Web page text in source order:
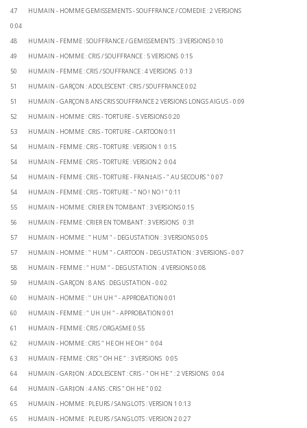
47 HUMAIN - HOMME GEMISSEMENTS - SOUFFRANCE / COMEDIE : 2 VERSIONS
0:04
48 HUMAIN - FEMME : SOUFFRANCE / GEMISSEMENTS : 3 VERSIONS 0:10
49 HUMAIN - HOMME : CRIS / SOUFFRANCE : 5 VERSIONS 0:15
50 HUMAIN - FEMME : CRIS / SOUFFRANCE : 4 VERSIONS 0:13
51 HUMAIN - GARÇON : ADOLESCENT : CRIS / SOUFFRANCE 0:02
51 HUMAIN - GARÇON 8 ANS CRIS SOUFFRANCE 2 VERSIONS LONGS AIGUS - 0:09
52 HUMAIN - HOMME : CRIS - TORTURE - 5 VERSIONS 0:20
53 HUMAIN - HOMME : CRIS - TORTURE - CARTOON 0:11
54 HUMAIN - FEMME : CRIS - TORTURE : VERSION 1 0:15
54 HUMAIN - FEMME : CRIS - TORTURE : VERSION 2 0:04
54 HUMAIN - FEMME : CRIS - TORTURE - FRAN‡AIS - " AU SECOURS " 0:07
54 HUMAIN - FEMME : CRIS - TORTURE - " NO ! NO ! " 0:11
55 HUMAIN - HOMME : CRIER EN TOMBANT : 3 VERSIONS 0:15
56 HUMAIN - FEMME : CRIER EN TOMBANT : 3 VERSIONS 0:31
57 HUMAIN - HOMME : " HUM " - DEGUSTATION : 3 VERSIONS 0:05
57 HUMAIN - HOMME : " HUM " - CARTOON - DEGUSTATION : 3 VERSIONS - 0:07
58 HUMAIN - FEMME : " HUM " - DEGUSTATION : 4 VERSIONS 0:08
59 HUMAIN - GARÇON : 8 ANS : DEGUSTATION - 0:02
60 HUMAIN - HOMME : " UH UH " - APPROBATION 0:01
60 HUMAIN - FEMME : " UH UH " - APPROBATION 0:01
61 HUMAIN - FEMME : CRIS / ORGASME 0:55
62 HUMAIN - HOMME : CRIS " HE OH HE OH " 0:04
63 HUMAIN - FEMME : CRIS " OH HE " : 3 VERSIONS 0:05
64 HUMAIN - GAR‡ON : ADOLESCENT : CRIS - " OH HE " : 2 VERSIONS 0:04
64 HUMAIN - GAR‡ON : 4 ANS : CRIS " OH HE " 0:02
65 HUMAIN - HOMME : PLEURS / SANGLOTS : VERSION 1 0:13
65 HUMAIN - HOMME : PLEURS / SANGLOTS : VERSION 2 0:27